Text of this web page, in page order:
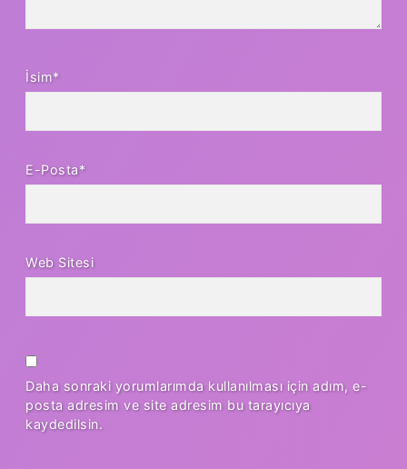
İsim*
E-Posta*
Web Sitesi
Daha sonraki yorumlarımda kullanılması için adım, e-
posta adresim ve site adresim bu tarayıcıya
kaydedilsin.